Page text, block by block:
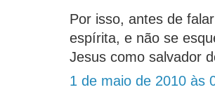
Por isso, antes de
espírita, e não se
Jesus como salvador
1 de maio de 2010 às